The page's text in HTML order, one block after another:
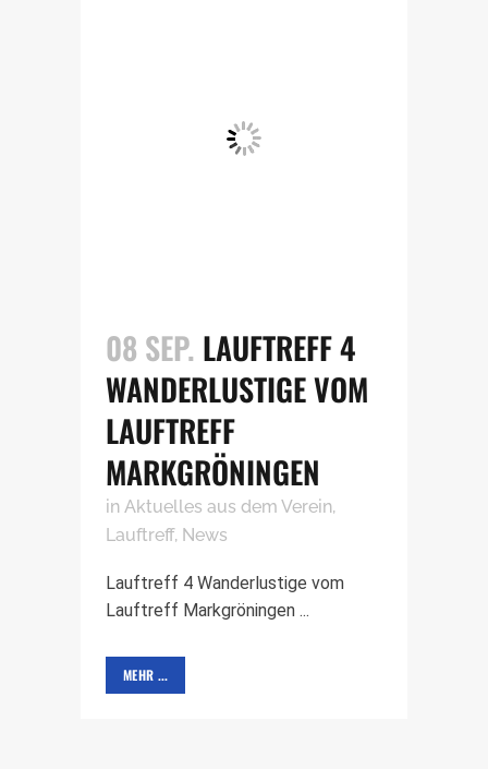
08 SEP. LAUFTREFF 4
WANDERLUSTIGE VOM
LAUFTREFF
MARKGRÖNINGEN
in Aktuelles aus dem Verein,
Lauftreff, News
Lauftreff 4 Wanderlustige vom
Lauftreff Markgröningen ...
MEHR ...